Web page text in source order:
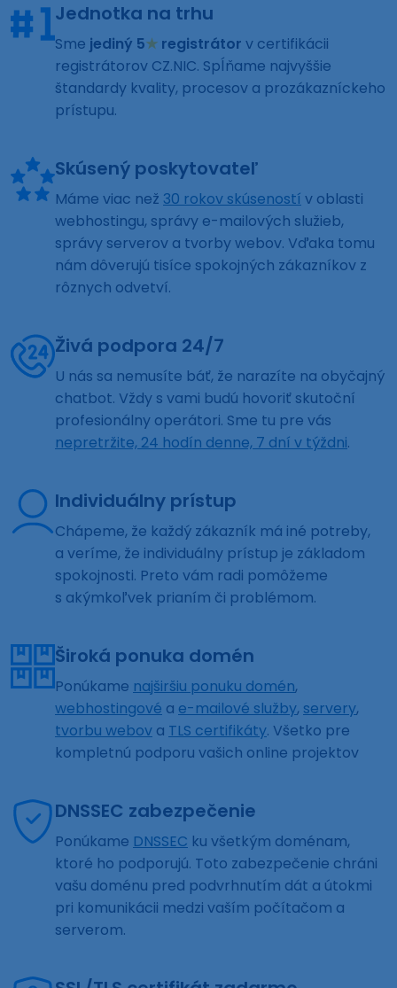
Jednotka na trhu
Sme jediný 5★ registrátor v certifikácii
registrátorov CZ.NIC. Spĺňame najvyššie
štandardy kvality, procesov a prozákazníckeho
prístupu.
Skúsený poskytovateľ
Máme viac než 30 rokov skúseností v oblasti
webhostingu, správy e-mailových služieb,
správy serverov a tvorby webov. Vďaka tomu
nám dôverujú tisíce spokojných zákazníkov z
rôznych odvetví.
Živá podpora 24/7
U nás sa nemusíte báť, že narazíte na obyčajný
chatbot. Vždy s vami budú hovoriť skutoční
profesionálny operátori. Sme tu pre vás
nepretržite, 24 hodín denne, 7 dní v týždni.
Individuálny prístup
Chápeme, že každý zákazník má iné potreby,
a veríme, že individuálny prístup je základom
spokojnosti. Preto vám radi pomôžeme
s akýmkoľvek prianím či problémom.
Široká ponuka domén
Ponúkame najširšiu ponuku domén,
webhostingové a e-mailové služby, servery,
tvorbu webov a TLS certifikáty. Všetko pre
kompletnú podporu vašich online projektov
DNSSEC zabezpečenie
Ponúkame DNSSEC ku všetkým doménam,
ktoré ho podporujú. Toto zabezpečenie chráni
vašu doménu pred podvrhnutím dát a útokmi
pri komunikácii medzi vaším počítačom a
serverom.